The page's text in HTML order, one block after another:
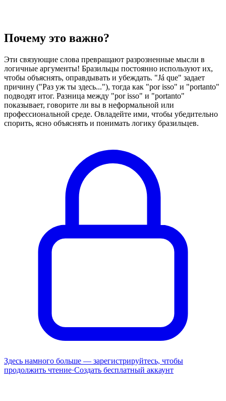
Почему это важно?
Эти связующие слова превращают разрозненные мысли в
логичные аргументы! Бразильцы постоянно используют их,
чтобы объяснять, оправдывать и убеждать. "Já que" задает
причину ("Раз уж ты здесь..."), тогда как "por isso" и "portanto"
подводят итог. Разница между "por isso" и "portanto"
показывает, говорите ли вы в неформальной или
профессиональной среде. Овладейте ими, чтобы убедительно
спорить, ясно объяснять и понимать логику бразильцев.
Здесь намного больше — зарегистрируйтесь, чтобы
продолжить чтение·Создать бесплатный аккаунт